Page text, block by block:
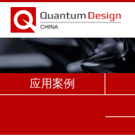
应用案例